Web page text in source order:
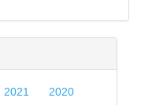
2021
2020